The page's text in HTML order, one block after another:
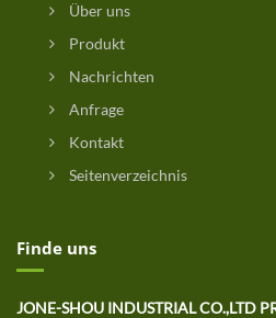
Über uns
Produkt
Nachrichten
Anfrage
Kontakt
Seitenverzeichnis
Finde uns
JONE-SHOU INDUSTRIAL CO.,LTD